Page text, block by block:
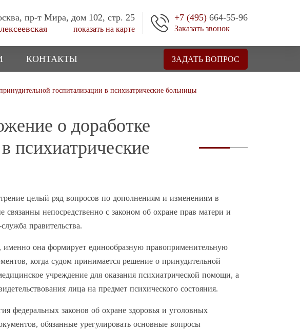
пр-т Мира, дом 102, стр. 25
показать на карте
+7 (495) 664-55-96
Заказать звонок
КОНТАКТЫ ЗАДАТЬ ВОПРОС
госпитализации в психиатрические больницы
о доработке
психиатрические
целый ряд вопросов по дополнениям и изменениям в
связанны непосредственно с законом об охране прав матери и
правительства.
она формирует единообразную правоприменительную
когда судом принимается решение о принудительной
учреждение для оказания психиатрической помощи, а
лица на предмет психического состояния.
федеральных законов об охране здоровья и уголовных
обязанные урегулировать основные вопросы